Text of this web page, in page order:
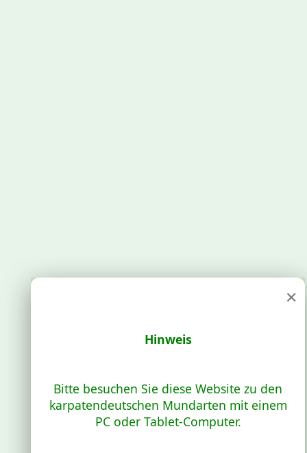
×
Hinweis
Bitte besuchen Sie diese Website zu den
karpatendeutschen Mundarten mit einem
PC oder Tablet-Computer.